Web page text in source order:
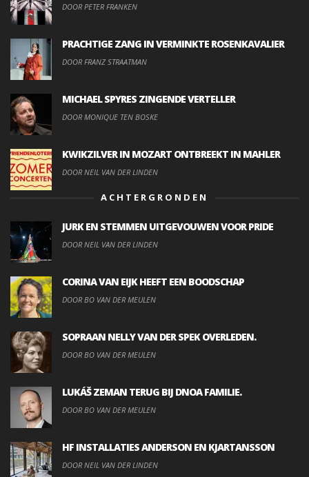
DOOR PETER FRANKEN
PRACHTIGE ZANG IN VERMINKTE ROSENKAVALIER
DOOR FRANZ STRAATMAN
MICHAEL SPYRES ZINGENDE VERTELLER
DOOR MONIQUE TEN BOSKE
KWIKZILVER IN MOZART ONTBREEKT IN MAHLER
DOOR NEIL VAN DER LINDEN
ACHTERGRONDEN
JURK EN STEMMEN UITGEVOUWEN VOOR PRIDE
DOOR NEIL VAN DER LINDEN
CORINA VAN EIJK HEEFT EEN BOODSCHAP
DOOR BO VAN DER MEULEN
SOPRAAN NELLY VAN DER SPEK OVERLEDEN.
DOOR BO VAN DER MEULEN
LUKÁŠ ZEMAN TERUG BIJ DNOA FAMILIE.
DOOR BO VAN DER MEULEN
HF INSTALLATIES ANDERSON EN KJARTANSSON
DOOR NEIL VAN DER LINDEN